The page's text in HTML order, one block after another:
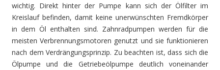
wichtig. Direkt hinter der Pumpe kann sich der Ölfilter im
Kreislauf befinden, damit keine unerwünschten Fremdkörper
in dem Öl enthalten sind. Zahnradpumpen werden für die
meisten Verbrennungsmotoren genutzt und sie funktionieren
nach dem Verdrängungsprinzip. Zu beachten ist, dass sich die
Ölpumpe und die Getriebeölpumpe deutlich voneinander